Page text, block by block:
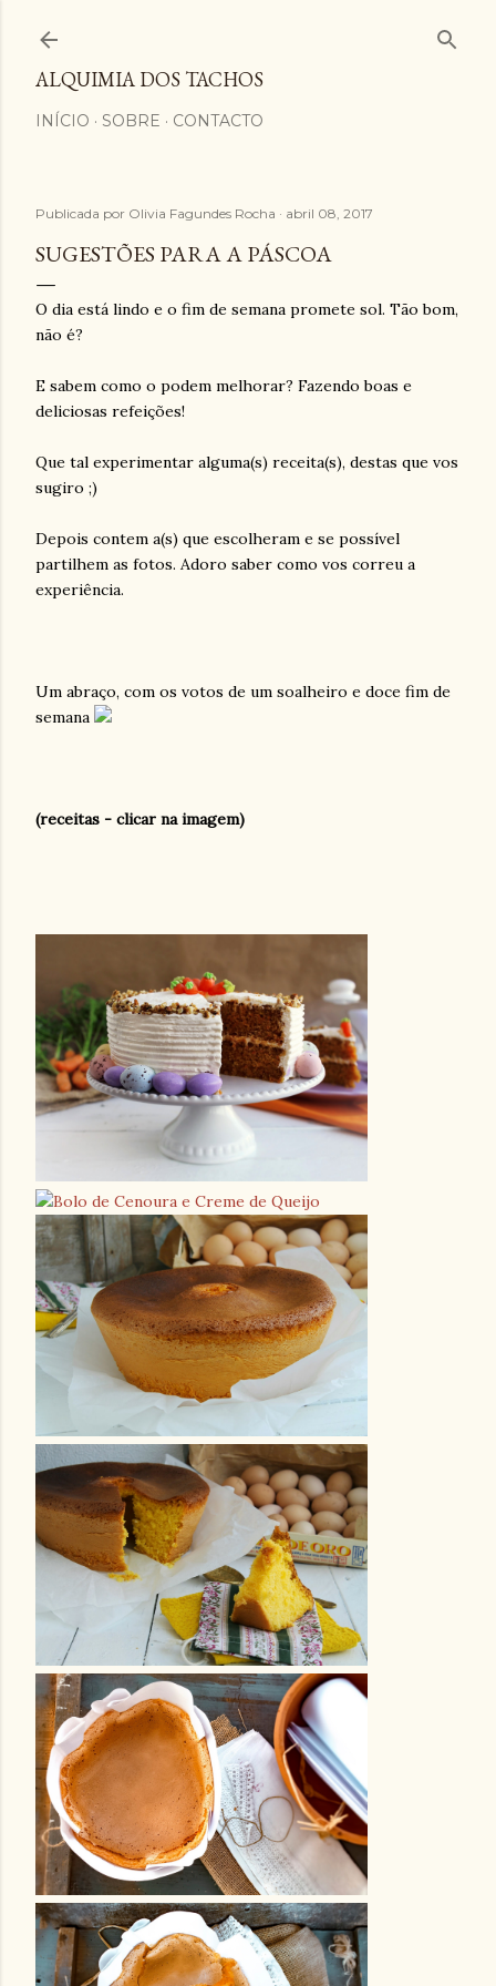
ALQUIMIA DOS TACHOS
INÍCIO SOBRE CONTACTO
Publicada por Olivia Fagundes Rocha abril 08, 2017
SUGESTÕES PARA A PÁSCOA
O dia está lindo e o fim de semana promete sol. Tão bom,
não é?
E sabem como o podem melhorar? Fazendo boas e
deliciosas refeições!
Que tal experimentar alguma(s) receita(s), destas que vos
sugiro ;)
Depois contem a(s) que escolheram e se possível
partilhem as fotos. Adoro saber como vos correu a
experiência.
Um abraço, com os votos de um soalheiro e doce fim de
semana
(receitas - clicar na imagem)